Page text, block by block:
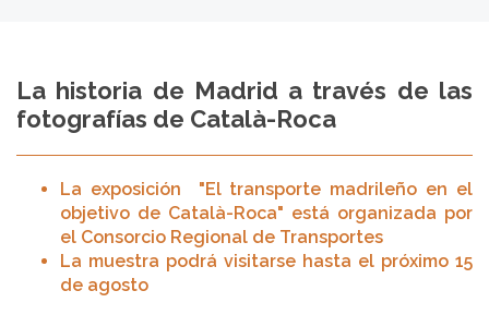
La historia de Madrid a través de las
fotografías de Català-Roca
La exposición "El transporte madrileño en el
objetivo de Català-Roca" está organizada por
el Consorcio Regional de Transportes
La muestra podrá visitarse hasta el próximo 15
de agosto